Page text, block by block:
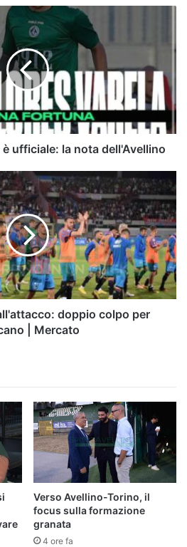
ufficiale: la nota dell'Avellino
doppio colpo per
| Mercato
Verso Avellino-Torino, il
focus sulla formazione
granata
4 ore fa